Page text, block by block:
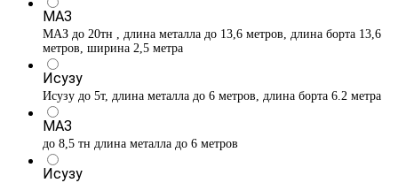
МАЗ
МАЗ до 20тн , длина металла до 13,6 метров, длина борта 13,6
метров, ширина 2,5 метра
Исузу
Исузу до 5т, длина металла до 6 метров, длина борта 6.2 метра
МАЗ
до 8,5 тн длина металла до 6 метров
Исузу